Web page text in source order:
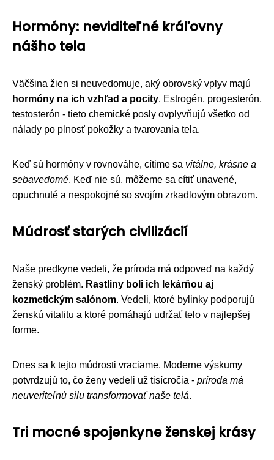
Hormóny: neviditeľné kráľovny
nášho tela
Väčšina žien si neuvedomuje, aký obrovský vplyv majú
hormóny na ich vzhľad a pocity. Estrogén, progesterón,
testosterón - tieto chemické posly ovplyvňujú všetko od
nálady po plnosť pokožky a tvarovania tela.
Keď sú hormóny v rovnováhe, cítime sa vitálne, krásne a
sebavedomé. Keď nie sú, môžeme sa cítiť unavené,
opuchnuté a nespokojné so svojím zrkadlovým obrazom.
Múdrosť starých civilizácií
Naše predkyne vedeli, že príroda má odpoveď na každý
ženský problém. Rastliny boli ich lekárňou aj
kozmetickým salónom. Vedeli, ktoré bylinky podporujú
ženskú vitalitu a ktoré pomáhajú udržať telo v najlepšej
forme.
Dnes sa k tejto múdrosti vraciame. Moderne výskumy
potvrdzujú to, čo ženy vedeli už tisícročia - prírodа má
neuveriteľnú silu transformovať naše telá.
Tri mocné spojenkyne ženskej krásy